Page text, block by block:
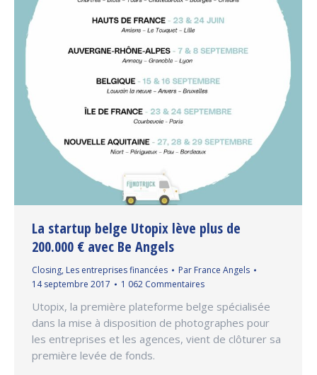
La startup belge Utopix lève plus de
200.000 € avec Be Angels
Closing, Les entreprises financées Par France Angels
14 septembre 2017
1 062 Commentaires
Utopix, la première plateforme belge spécialisée
dans la mise à disposition de photographes pour
les entreprises et les agences, vient de clôturer sa
première levée de fonds.